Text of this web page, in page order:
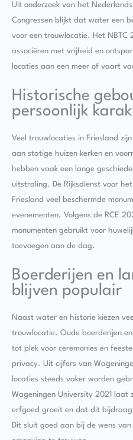
Uit onderzoek van het
Congressen blijkt dat water een
voor een trouwlocatie. Het
associëren met vrijheid en
locaties aan een meer of vaart
Historische
persoonlijk
Veel trouwlocaties in Friesland
aan statige huizen kerken en
hebben vaak een lange
uitstraling. De Rijksdienst voor
Friesland veel beschermde
evenementen. Volgens de RCE
monumenten gebruikt voor
toevoegen aan de dag.
Boerderijen en
blijven populair
Naast water en historie kiezen
trouwlocatie. Oude boerderijen
tot plek voor ceremonies en
privacy. Uit cijfers van
locaties steeds vaker worden
Wageningen University 2021
erfgoed groeit en dat dit
Dit sluit goed aan bij de wens